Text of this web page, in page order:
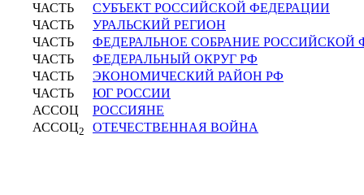
ЧАСТЬ
СУБЪЕКТ РОССИЙСКОЙ ФЕДЕРАЦИИ
ЧАСТЬ
УРАЛЬСКИЙ РЕГИОН
ЧАСТЬ
ФЕДЕРАЛЬНОЕ СОБРАНИЕ РОССИЙСКОЙ
ЧАСТЬ
ФЕДЕРАЛЬНЫЙ ОКРУГ РФ
ЧАСТЬ
ЭКОНОМИЧЕСКИЙ РАЙОН РФ
ЧАСТЬ
ЮГ РОССИИ
АССОЦ
РОССИЯНЕ
АССОЦ2 ОТЕЧЕСТВЕННАЯ ВОЙНА